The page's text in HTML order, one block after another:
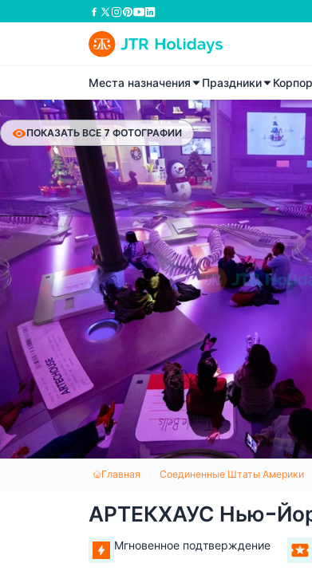
Места назначения Праздники
ПОКАЗАТЬ ВСЕ 7 ФОТОГРАФИИ
Главная Соединенные Штаты Америки
АРТЕКХАУС Нью-
Мгновенное подтверждение